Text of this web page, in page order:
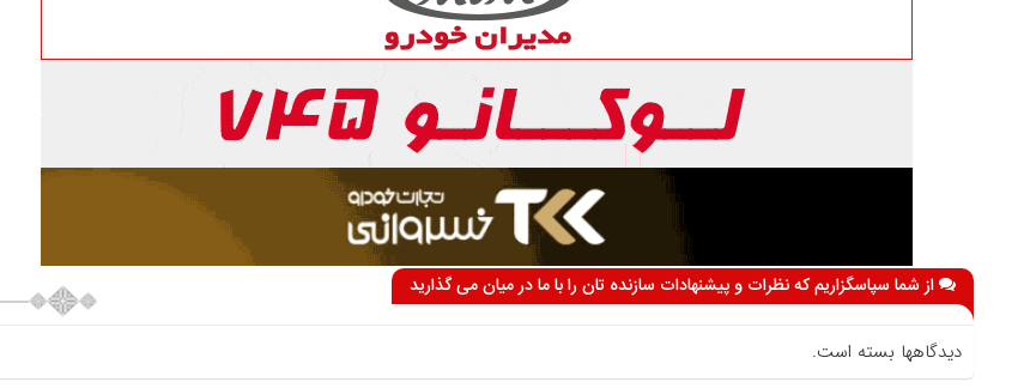
از شما سپاسگزاریم که نظرات و پیشنهادات سازنده تان را با ما در میان می گذارید
دیدگاهها بسته است.